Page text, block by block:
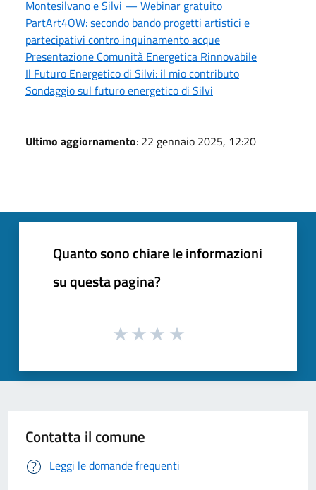
Montesilvano e Silvi — Webinar gratuito
PartArt4OW: secondo bando progetti artistici e
partecipativi contro inquinamento acque
Presentazione Comunità Energetica Rinnovabile
Il Futuro Energetico di Silvi: il mio contributo
Sondaggio sul futuro energetico di Silvi
Ultimo aggiornamento: 22 gennaio 2025, 12:20
Quanto sono chiare le informazioni
su questa pagina?
Contatta il comune
Leggi le domande frequenti